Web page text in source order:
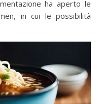
ha aperto le
in cui le possibilità